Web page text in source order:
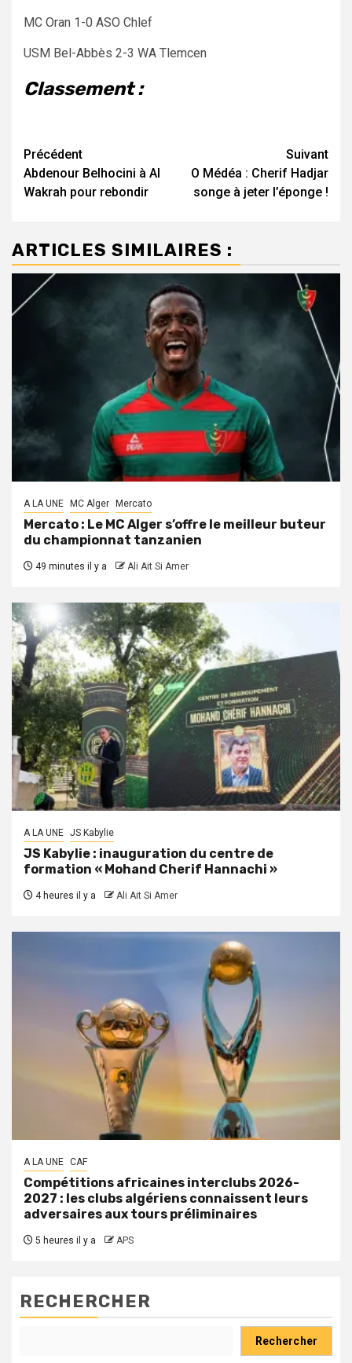
MC Oran 1-0 ASO Chlef
USM Bel-Abbès 2-3 WA Tlemcen
Classement :
Navigation
d’article
Précédent
Abdenour Belhocini à Al
Wakrah pour rebondir
Suivant
O Médéa : Cherif Hadjar
songe à jeter l’éponge !
ARTICLES SIMILAIRES :
A LA UNE MC Alger Mercato
Mercato : Le MC Alger s’offre le meilleur buteur
du championnat tanzanien
49 minutes il y a Ali Ait Si Amer
A LA UNE JS Kabylie
JS Kabylie : inauguration du centre de
formation « Mohand Cherif Hannachi »
4 heures il y a Ali Ait Si Amer
A LA UNE CAF
Compétitions africaines interclubs 2026-
2027 : les clubs algériens connaissent leurs
adversaires aux tours préliminaires
5 heures il y a APS
RECHERCHER
Rechercher